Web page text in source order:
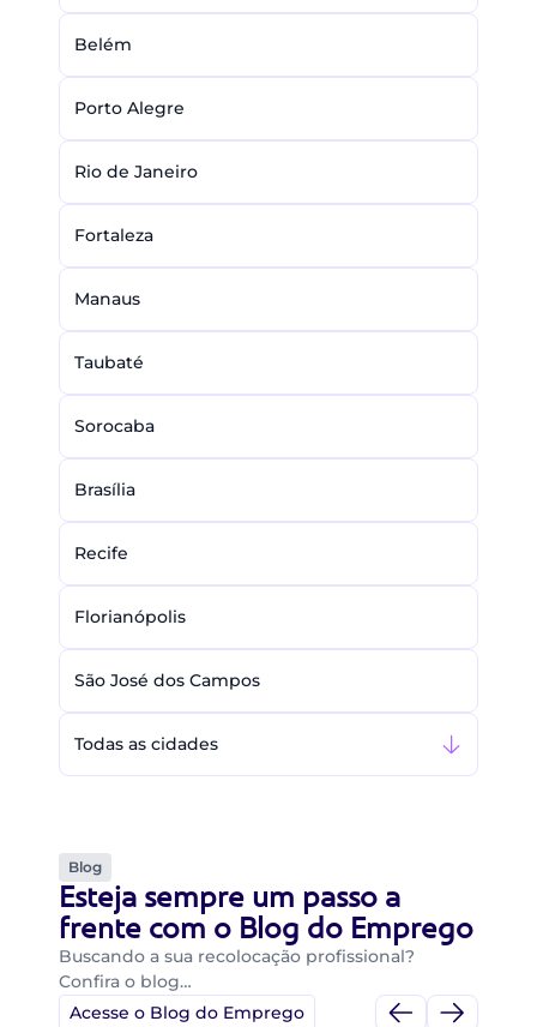
Belém
Porto Alegre
Rio de Janeiro
Fortaleza
Manaus
Taubaté
Sorocaba
Brasília
Recife
Florianópolis
São José dos Campos
Todas as cidades
Blog
Esteja sempre um passo a
frente com o Blog do Emprego
Buscando a sua recolocação profissional?
Confira o blog…
Acesse o Blog do Emprego